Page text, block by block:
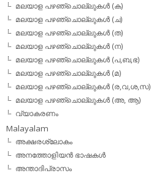
മലയാള പഴഞ്ചൊല്ലുകള്‍ (ക)
മലയാള പഴഞ്ചൊല്ലുകള്‍ (ച)
മലയാള പഴഞ്ചൊല്ലുകള്‍ (ത)
മലയാള പഴഞ്ചൊല്ലുകള്‍ (ന)
മലയാള പഴഞ്ചൊല്ലുകള്‍ (പ,ബ,ഭ)
മലയാള പഴഞ്ചൊല്ലുകള്‍ (മ)
മലയാള പഴഞ്ചൊല്ലുകള്‍ (ര,വ,ശ,സ)
മലയാള പഴഞ്ചൊല്ലുകൾ (അ, ആ)
വ്യാകരണം
Malayalam
അക്ഷരശ്ലോകം
അനത്തോളിയന്‍ ഭാഷകള്‍
അന്താദിപ്രാസം